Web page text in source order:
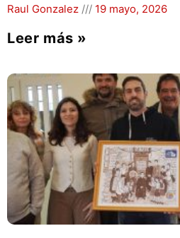
Raul Gonzalez 19 mayo, 2026
Leer más »